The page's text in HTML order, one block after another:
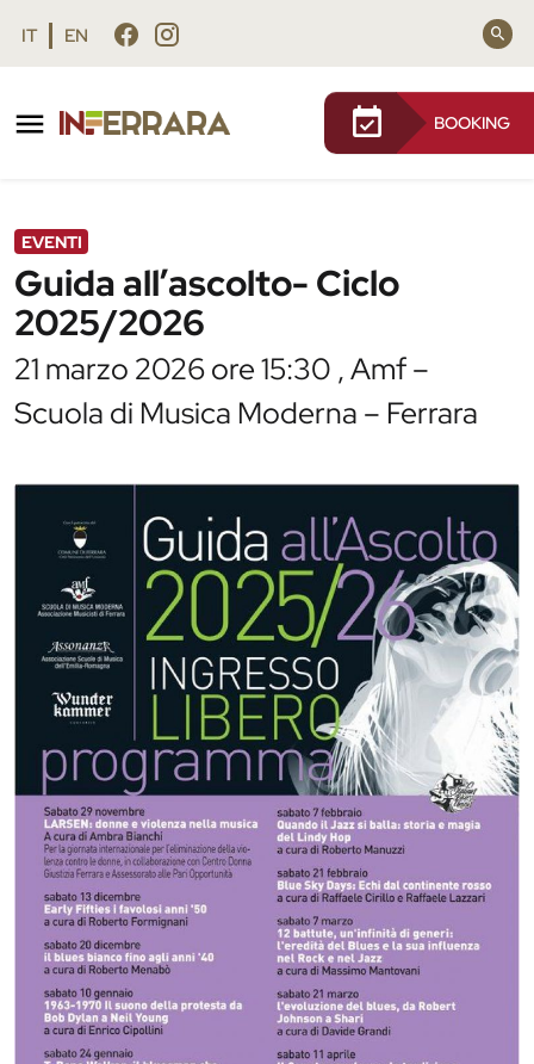
Vai al contenuto principale
Vai al footer
IT EN
BOOKING
Guida all’ascolto- Ciclo 2025/2026
EVENTI
Guida all’ascolto- Ciclo
2025/2026
21 marzo 2026 ore 15:30 , Amf –
Scuola di Musica Moderna – Ferrara